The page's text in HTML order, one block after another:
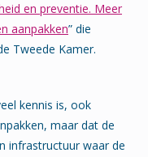
en preventie. Meer
aanpakken” die
Tweede Kamer.
kennis is, ook
maar dat de
infrastructuur waar de